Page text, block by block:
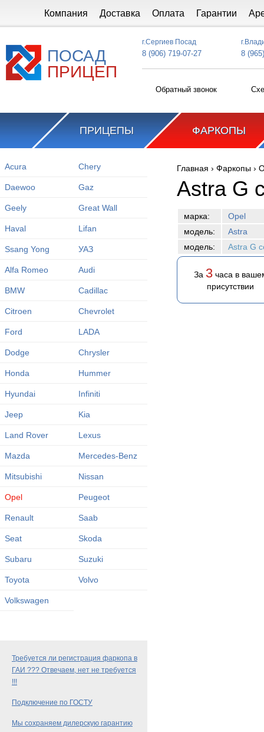
Компания Доставка Оплата Гарантии
ПОСАД
ПРИЦЕП
г.Сергиев Посад
8 (906) 719-07-27 8
Обратный звонок
ПРИЦЕПЫ ФАРКОПЫ
Acura Chery
Daewoo Gaz
Geely Great Wall
Haval Lifan
Ssang Yong УАЗ
Alfa Romeo Audi
BMW Cadillac
Citroen Chevrolet
Ford LADA
Dodge Chrysler
Honda Hummer
Hyundai Infiniti
Jeep Kia
Land Rover Lexus
Mazda Mercedes-Benz
Mitsubishi Nissan
Opel Peugeot
Renault Saab
Seat Skoda
Subaru Suzuki
Toyota Volvo
Volkswagen
Требуется ли регистрация фаркопа в
ГАИ ??? Отвечаем, нет не требуется
!!!
Подключение по ГОСТУ
Мы сохраняем дилерскую гарантию
Вы здесь
Главная › Фаркопы ›
Astra G
марка:
Opel
модель:
Astra
модель:
Astra G
За 3часа в
присутствии